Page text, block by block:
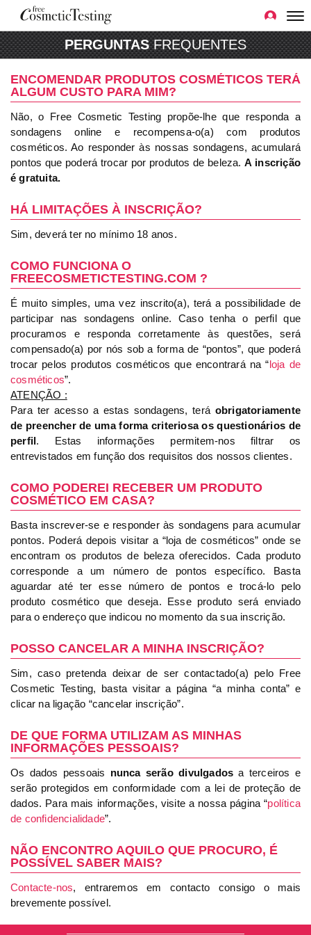
PERGUNTASFREQUENTES
ENCOMENDAR PRODUTOS COSMÉTICOS TERÁ
ALGUM CUSTO PARA MIM?
Não, o Free Cosmetic Testing propõe-lhe que responda a
sondagens online e recompensa-o(a) com produtos
cosméticos. Ao responder às nossas sondagens, acumulará
pontos que poderá trocar por produtos de beleza.A inscrição
é gratuita.
HÁ LIMITAÇÕES À INSCRIÇÃO?
Sim, deverá ter no mínimo 18 anos.
COMO FUNCIONA O
FREECOSMETICTESTING.COM ?
É muito simples, uma vez inscrito(a), terá a possibilidade de
participar nas sondagens online. Caso tenha o perfil que
procuramos e responda corretamente às questões, será
compensado(a) por nós sob a forma de “pontos”, que poderá
trocar pelos produtos cosméticos que encontrará na “loja de
cosméticos”.
ATENÇÃO :
Para ter acesso a estas sondagens, terá obrigatoriamente
de preencher de uma forma criteriosa os questionários de
perfil. Estas informações permitem-nos filtrar os
entrevistados em função dos requisitos dos nossos clientes.
COMO PODEREI RECEBER UM PRODUTO
COSMÉTICO EM CASA?
Basta inscrever-se e responder às sondagens para acumular
pontos. Poderá depois visitar a “loja de cosméticos” onde se
encontram os produtos de beleza oferecidos. Cada produto
corresponde a um número de pontos específico. Basta
aguardar até ter esse número de pontos e trocá-lo pelo
produto cosmético que deseja. Esse produto será enviado
para o endereço que indicou no momento da sua inscrição.
POSSO CANCELAR A MINHA INSCRIÇÃO?
Sim, caso pretenda deixar de ser contactado(a) pelo Free
Cosmetic Testing, basta visitar a página “a minha conta” e
clicar na ligação “cancelar inscrição”.
DE QUE FORMA UTILIZAM AS MINHAS
INFORMAÇÕES PESSOAIS?
Os dados pessoais nunca serão divulgados a terceiros e
serão protegidos em conformidade com a lei de proteção de
dados. Para mais informações, visite a nossa página “política
de confidencialidade”.
NÃO ENCONTRO AQUILO QUE PROCURO, É
POSSÍVEL SABER MAIS?
Contacte-nos, entraremos em contacto consigo o mais
brevemente possível.